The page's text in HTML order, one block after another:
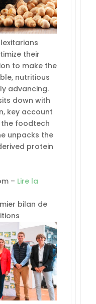
their
to make the
nutritious
advancing.
down with
key account
foodtech
unpacks the
protein
– Lire la
bilan de